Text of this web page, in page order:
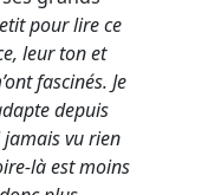
pour lire ce
leur ton et
fascinés. Je
depuis
jamais vu rien
là est moins